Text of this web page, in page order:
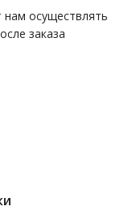
нам осуществлять
заказа